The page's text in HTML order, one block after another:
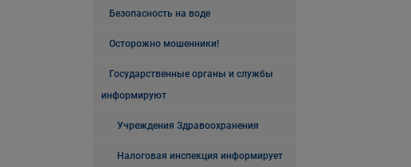
Безопасность на воде
Осторожно мошенники!
Государственные органы и службы
информируют
Учреждения Здравоохранения
Налоговая инспекция информирует